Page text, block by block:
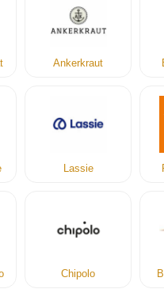
Ankerkraut
Lassie
Chipolo